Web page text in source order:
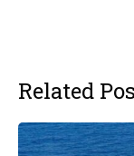
Related